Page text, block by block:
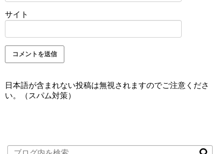
サイト
日本語が含まれない投稿は無視されますのでご注意くださ
い。（スパム対策）